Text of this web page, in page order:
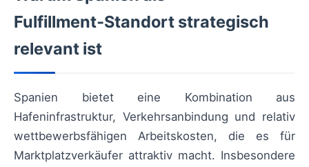
Fulfillment‑Standort strategisch
relevant ist
Spanien bietet eine Kombination aus
Hafeninfrastruktur, Verkehrsanbindung und relativ
wettbewerbsfähigen Arbeitskosten, die es für
Marktplatzverkäufer attraktiv macht. Insbesondere